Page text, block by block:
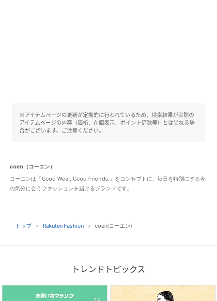
※アイテムページの更新が定期的に行われているため、検索結果が実際の
アイテムページの内容（価格、在庫表示、ポイント倍数等）とは異なる場
合がございます。ご注意ください。
coen（コーエン）
コーエンは『Good Wear, Good Friends.』をコンセプトに、毎日を特別にする今
の気分に合うファッションを届けるブランドです。
トップ Rakuten Fashion coen(コーエン)
トレンドトピックス